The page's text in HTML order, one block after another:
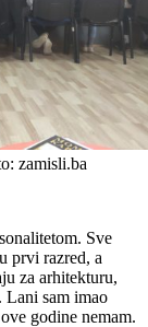
zamisli.ba
Sve
prvi razred, a
za arhitekturu,
Lani sam imao
godine nemam.